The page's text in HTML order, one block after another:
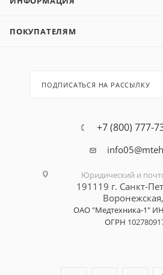
ПОКУПАТЕЛЯМ
ПОДПИСАТЬСЯ НА РАССЫЛКУ
+7 (800) 777-
Юридический и
191119 г. Санкт-
ОАО "Медтехника-1"
ОГРН